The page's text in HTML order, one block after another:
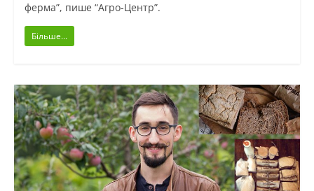
ферма”, пише “Агро-Центр”.
Більше...